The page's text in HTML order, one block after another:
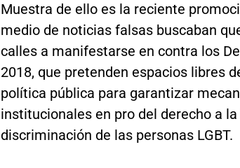
Muestra de ello es la reciente
medio de noticias falsas buscaban
calles a manifestarse en contra los
2018, que pretenden espacios libres
política pública para garantizar
institucionales en pro del derecho a
discriminación de las personas LGBT.